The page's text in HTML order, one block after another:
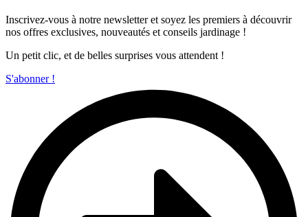
Inscrivez-vous à notre newsletter et soyez les premiers à découvrir
nos offres exclusives, nouveautés et conseils jardinage !
Un petit clic, et de belles surprises vous attendent !
S'abonner !